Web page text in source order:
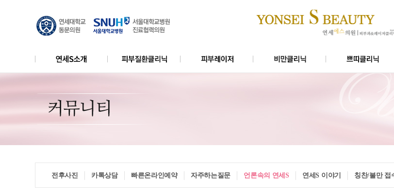
리얼모델
슬림비만4주프로그램
에스로즈(소)리프팅
벨로디2리프팅
물광주사
전후사진 카톡상담 빠른온라인예약 자주하는질문 언론속의 연세S 연세S 이야기 칭찬/불만 접